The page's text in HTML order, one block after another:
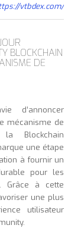
vtbdex.com/
BLOCKCHAIN
DE
d’annoncer
mécanisme de
la Blockchain
une étape
à fournir un
pour les
Grâce à cette
une plus
utilisateur